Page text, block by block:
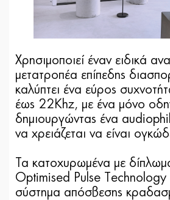
Χρησιμοποιεί έναν ειδικά
μετατροπέα επίπεδης
καλύπτει ένα εύρος
έως 22Khz, με ένα μόνο
δημιουργώντας ένα
να χρειάζεται να είναι
Τα κατοχυρωμένα με
Optimised Pulse Technology
σύστημα απόσβεσης